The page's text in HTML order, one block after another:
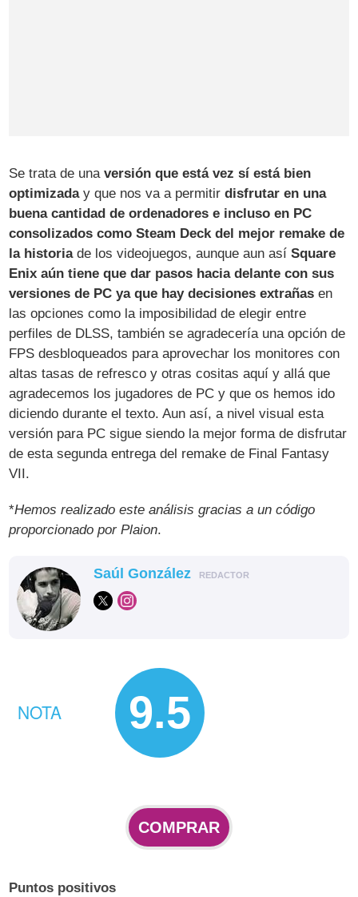
Se trata de unaversión que está vez sí está bien
optimizaday que nos va a permitirdisfrutar en una
buena cantidad de ordenadores e incluso en PC
consolizados como Steam Deck del mejor remake de
la historiade los videojuegos, aunque aun asíSquare
Enix aún tiene que dar pasos hacia delante con sus
versiones de PC ya que hay decisiones extrañas en
las opciones como la imposibilidad de elegir entre
perfiles de DLSS, también se agradecería una opción de
FPS desbloqueados para aprovechar los monitores con
altas tasas de refresco y otras cositas aquí y allá que
agradecemos los jugadores de PC y que os hemos ido
diciendo durante el texto. Aun así, a nivel visual esta
versión para PC sigue siendo la mejor forma de disfrutar
de esta segunda entrega del remake de Final Fantasy
VII.
*Hemos realizado este análisis gracias a un código
proporcionado por Plaion.
Saúl González REDACTOR
NOTA 9.5
COMPRAR
Puntos positivos